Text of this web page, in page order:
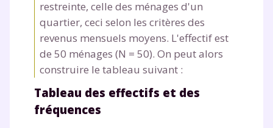
restreinte, celle des ménages d'un
quartier, ceci selon les critères des
revenus mensuels moyens. L'effectif est
de 50 ménages (N = 50). On peut alors
construire le tableau suivant :
Tableau des effectifs et des
fréquences